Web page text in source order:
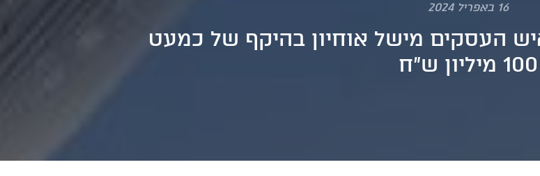
16 באפריל 2024
העסקים מישל אוחיון בהיקף של כמעט
100 מיליון ש"ח